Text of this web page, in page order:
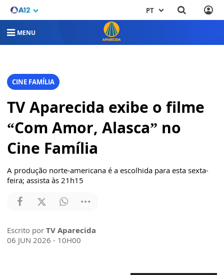
PT
MENU
CINE FAMÍLIA
TV Aparecida exibe o filme
“Com Amor, Alasca” no
Cine Família
A produção norte-americana é a escolhida para esta sexta-
feira; assista às 21h15
Escrito por TV Aparecida
06 JUN 2026 - 10H00